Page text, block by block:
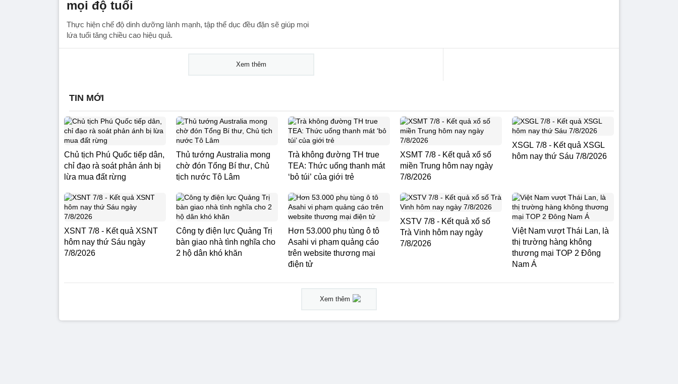
mọi độ tuổi
Thực hiện chế độ dinh dưỡng lành mạnh, tập thể dục đều đặn sẽ giúp mọi
lứa tuổi tăng chiều cao hiệu quả.
Xem thêm
TIN MỚI
Chủ tịch Phú Quốc tiếp dân,
chỉ đạo rà soát phản ánh bị
lừa mua đất rừng
Thủ tướng Australia mong
chờ đón Tổng Bí thư, Chủ
tịch nước Tô Lâm
Trà không đường TH true
TEA: Thức uống thanh mát
‘bỏ túi’ của giới trẻ
XSMT 7/8 - Kết quả xổ số
miền Trung hôm nay ngày
7/8/2026
XSGL 7/8 - Kết quả XSGL
hôm nay thứ Sáu 7/8/2026
XSNT 7/8 - Kết quả XSNT
hôm nay thứ Sáu ngày
7/8/2026
Công ty điện lực Quảng Trị
bàn giao nhà tình nghĩa cho
2 hộ dân khó khăn
Hơn 53.000 phụ tùng ô tô
Asahi vi phạm quảng cáo
trên website thương mại
điện tử
XSTV 7/8 - Kết quả xổ số
Trà Vinh hôm nay ngày
7/8/2026
Việt Nam vượt Thái Lan, là
thị trường hàng không
thương mại TOP 2 Đông
Nam Á
Xem thêm